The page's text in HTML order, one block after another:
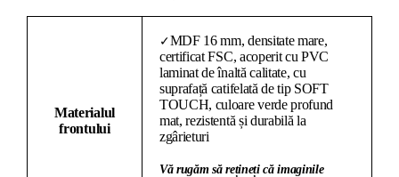
Materialul
frontului
✓MDF 16 mm, densitate mare,
certificat FSC, acoperit cu PVC
laminat de înaltă calitate, cu
suprafață catifelată de tip SOFT
TOUCH, culoare verde profund
mat, rezistentă și durabilă la
zgârieturi
Vă rugăm să rețineți că imaginile